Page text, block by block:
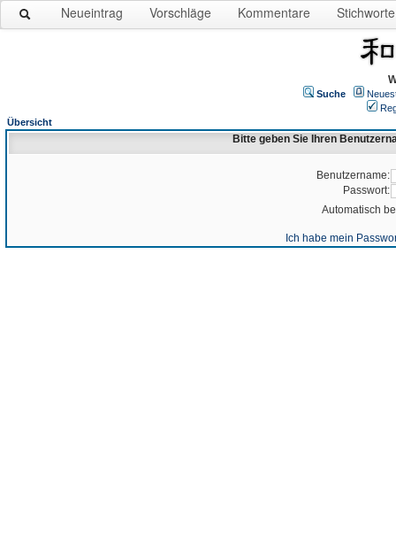
Neueintrag Vorschläge Kommentare Stichworte
Suche
Übersicht
Bitte geben Sie Ihren
Benutzername:
Passwort:
Automatisch
Ich habe mein